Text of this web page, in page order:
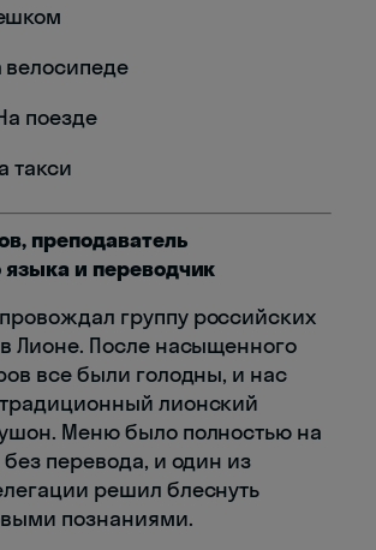
поезде
такси
преподаватель
языка и переводчик
группу российских
Лионе. После насыщенного
все были голодны, и нас
лионский
Меню было полностью на
перевода, и один из
решил блеснуть
познаниями.